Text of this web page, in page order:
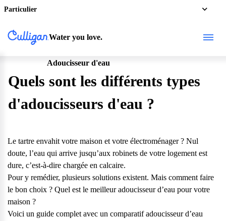
Particulier
Water you love.
Adoucisseur d'eau
Quels sont les différents types
d'adoucisseurs d'eau ?
Le tartre envahit votre maison et votre électroménager ? Nul
doute, l’eau qui arrive jusqu’aux robinets de votre logement est
dure, c’est-à-dire chargée en calcaire.
Pour y remédier, plusieurs solutions existent. Mais comment faire
le bon choix ? Quel est le meilleur adoucisseur d’eau pour votre
maison ?
Voici un guide complet avec un comparatif adoucisseur d’eau